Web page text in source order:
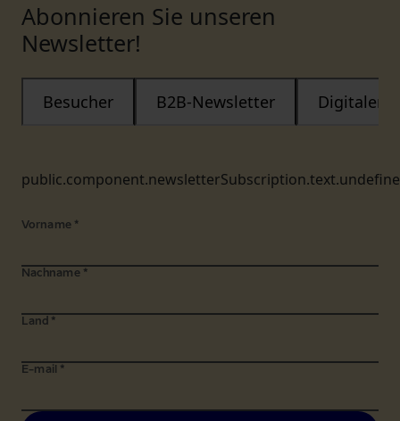
Abonnieren Sie unseren
Newsletter!
Besucher B2B-Newsletter Digitaler
Vorname *
Nachname *
Land *
E-mail *